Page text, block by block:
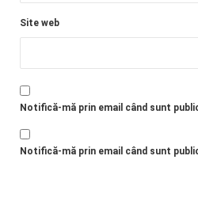
Site web
Notifică-mă prin email când sunt
Notifică-mă prin email când sunt